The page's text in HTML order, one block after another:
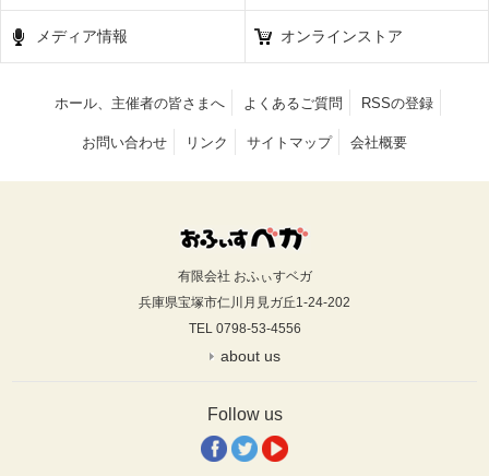
メディア情報 オンラインストア
ホール、主催者の皆さまへ よくあるご質問 RSSの登録
お問い合わせ リンク サイトマップ 会社概要
有限会社 おふぃすベガ
兵庫県宝塚市仁川月見ガ丘1-24-202
TEL 0798-53-4556
about us
Follow us